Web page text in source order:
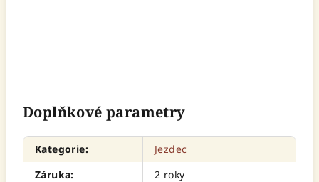
Doplňkové parametry
Kategorie:
Jezdec
Záruka:
2 roky